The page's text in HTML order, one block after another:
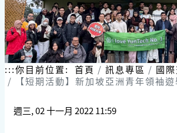
:::你目前位置: 首頁 訊息專區
國
【短期活動】新加坡亞洲青年領袖
週三, 02 十一月 2022 11:59